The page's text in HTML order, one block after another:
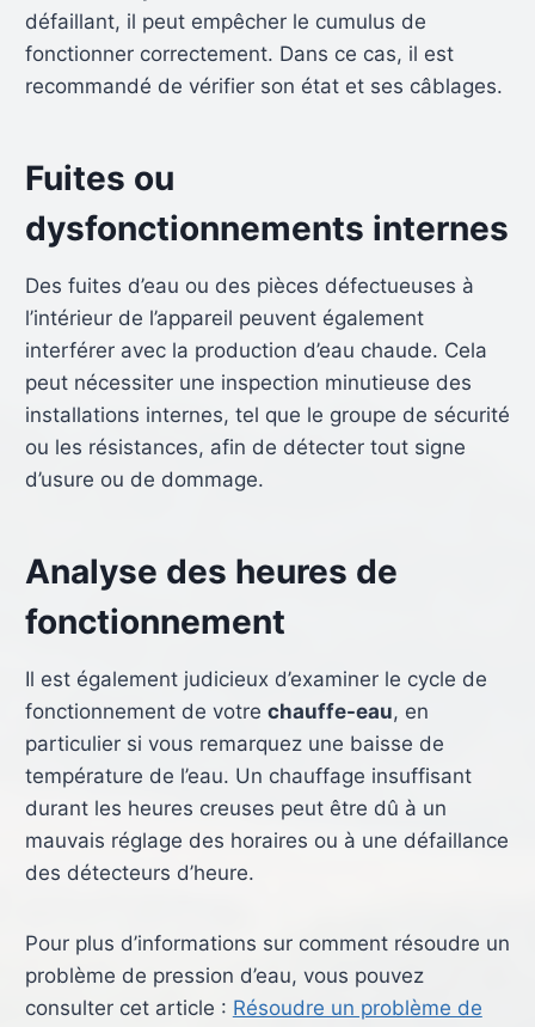
défaillant, il peut empêcher le cumulus de
fonctionner correctement. Dans ce cas, il est
recommandé de vérifier son état et ses câblages.
Fuites ou
dysfonctionnements internes
Des fuites d’eau ou des pièces défectueuses à
l’intérieur de l’appareil peuvent également
interférer avec la production d’eau chaude. Cela
peut nécessiter une inspection minutieuse des
installations internes, tel que le groupe de sécurité
ou les résistances, afin de détecter tout signe
d’usure ou de dommage.
Analyse des heures de
fonctionnement
Il est également judicieux d’examiner le cycle de
fonctionnement de votre chauffe-eau, en
particulier si vous remarquez une baisse de
température de l’eau. Un chauffage insuffisant
durant les heures creuses peut être dû à un
mauvais réglage des horaires ou à une défaillance
des détecteurs d’heure.
Pour plus d’informations sur comment résoudre un
problème de pression d’eau, vous pouvez
consulter cet article : Résoudre un problème de